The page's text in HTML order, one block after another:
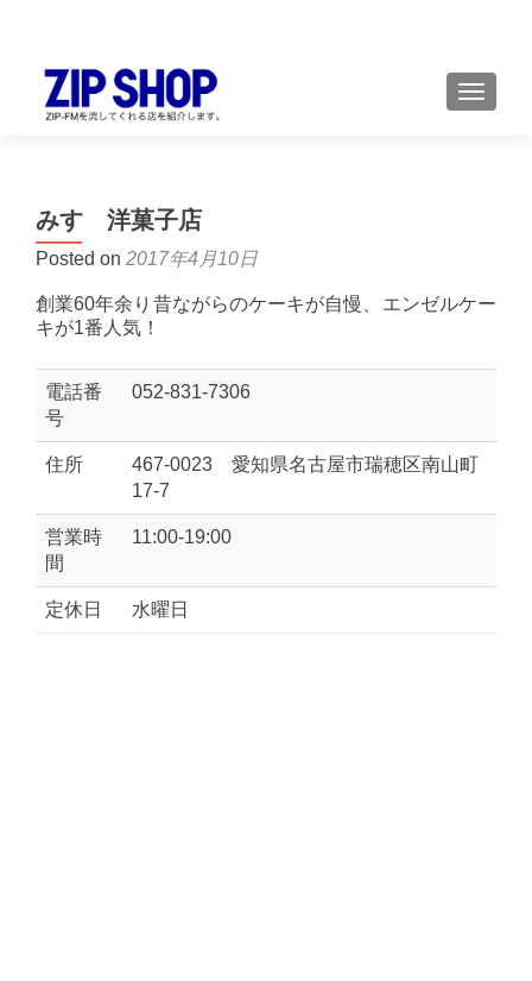
みすゞ洋菓子店
Posted on 2017年4月10日
創業60年余り昔ながらのケーキが自慢、エンゼルケー
キが1番人気！
電話番
号
052-831-7306
住所
467-0023 愛知県名古屋市瑞穂区南山町
17-7
営業時
間
11:00-19:00
定休日 水曜日